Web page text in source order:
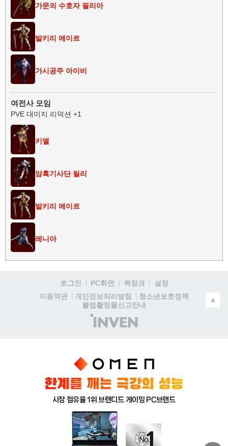
가문의 수호자 필리아
발키리 에이르
가시공주 아이비
여전사 모임
PVE 대미지 리덕션 +1
키엘
암흑기사단 릴리
발키리 에이르
레니아
로그인 PC화면 퀵링크
설정
이용약관
개인정보처리방침
청소년보호정책
불법촬영물신고안내
(주)
인
▲